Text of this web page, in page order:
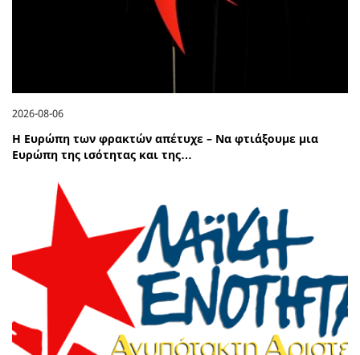
2026-08-06
Η Ευρώπη των φρακτών απέτυχε – Να φτιάξουμε μια
Ευρώπη της ισότητας και της…